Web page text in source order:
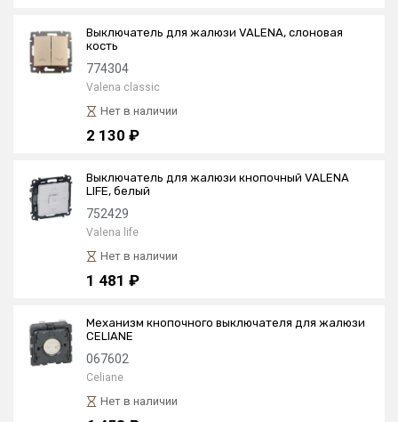
Выключатель для жалюзи VALENA, слоновая
кость
774304
Valena classic
Нет в наличии
2 130 ₽
Выключатель для жалюзи кнопочный VALENA
LIFE, белый
752429
Valena life
Нет в наличии
1 481 ₽
Механизм кнопочного выключателя для жалюзи
CELIANE
067602
Celiane
Нет в наличии